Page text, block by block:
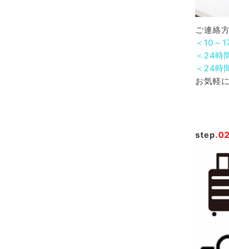
ご連絡
＜10～
＜24時
＜24時
お気軽
step.